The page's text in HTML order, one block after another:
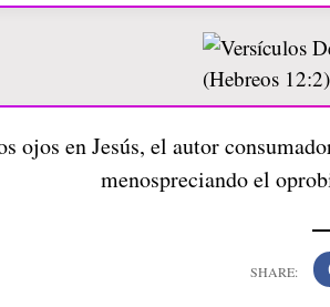
ojos en Jesús, el autor
menospreciando el